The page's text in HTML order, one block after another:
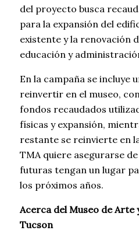
del proyecto busca
para la expansión del
existente y la renovación
educación y
En la campaña se incluye
reinvertir en el museo,
fondos recaudados
físicas y expansión,
restante se reinvierte en
TMA quiere asegurarse
futuras tengan un lugar
los próximos años.
Acerca del Museo de Arte
Tucson